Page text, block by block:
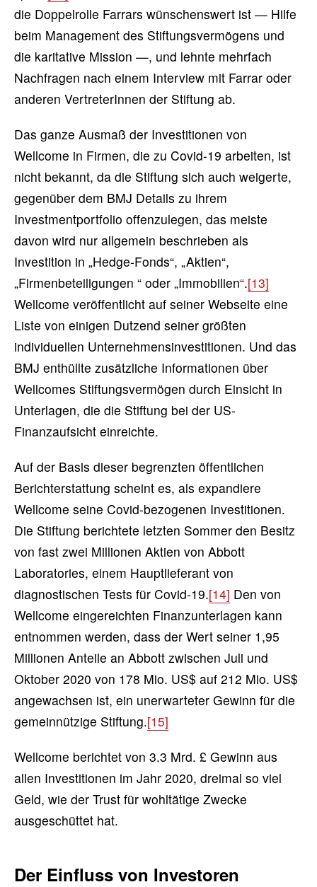
die Doppelrolle Farrars wünschenswert ist — Hilfe
beim Management des Stiftungsvermögens und
die karitative Mission —, und lehnte mehrfach
Nachfragen nach einem Interview mit Farrar oder
anderen VertreterInnen der Stiftung ab.
Das ganze Ausmaß der Investitionen von
Wellcome in Firmen, die zu Covid-19 arbeiten, ist
nicht bekannt, da die Stiftung sich auch weigerte,
gegenüber dem BMJ Details zu ihrem
Investmentportfolio offenzulegen, das meiste
davon wird nur allgemein beschrieben als
Investition in „Hedge-Fonds“, „Aktien“,
„Firmenbeteiligungen “ oder „Immobilien“.[13]
Wellcome veröffentlicht auf seiner Webseite eine
Liste von einigen Dutzend seiner größten
individuellen Unternehmensinvestitionen. Und das
BMJ enthüllte zusätzliche Informationen über
Wellcomes Stiftungsvermögen durch Einsicht in
Unterlagen, die die Stiftung bei der US-
Finanzaufsicht einreichte.
Auf der Basis dieser begrenzten öffentlichen
Berichterstattung scheint es, als expandiere
Wellcome seine Covid-bezogenen Investitionen.
Die Stiftung berichtete letzten Sommer den Besitz
von fast zwei Millionen Aktien von Abbott
Laboratories, einem Hauptlieferant von
diagnostischen Tests für Covid-19.[14] Den von
Wellcome eingereichten Finanzunterlagen kann
entnommen werden, dass der Wert seiner 1,95
Millionen Anteile an Abbott zwischen Juli und
Oktober 2020 von 178 Mio. US$ auf 212 Mio. US$
angewachsen ist, ein unerwarteter Gewinn für die
gemeinnützige Stiftung.[15]
Wellcome berichtet von 3.3 Mrd. £ Gewinn aus
allen Investitionen im Jahr 2020, dreimal so viel
Geld, wie der Trust für wohltätige Zwecke
ausgeschüttet hat.
Der Einfluss von Investoren